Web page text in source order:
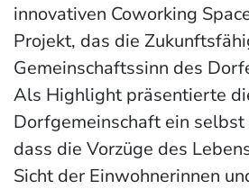
innovativen Coworking
Projekt, das die
Gemeinschaftssinn des
Als Highlight präsentierte
Dorfgemeinschaft ein
dass die Vorzüge des
Sicht der Einwohnerinnen